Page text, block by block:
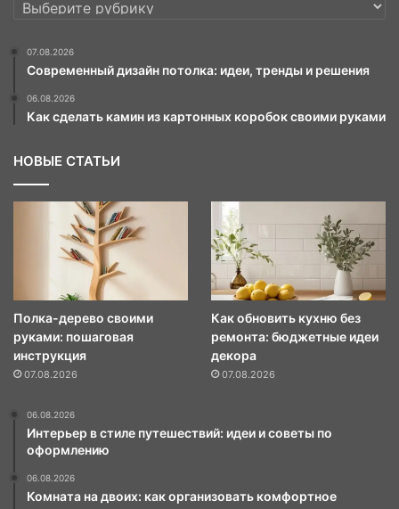
07.08.2026
Современный дизайн потолка: идеи, тренды и решения
06.08.2026
Как сделать камин из картонных коробок своими руками
НОВЫЕ СТАТЬИ
Полка-дерево своими
руками: пошаговая
инструкция
07.08.2026
Как обновить кухню без
ремонта: бюджетные идеи
декора
07.08.2026
06.08.2026
Интерьер в стиле путешествий: идеи и советы по
оформлению
06.08.2026
Комната на двоих: как организовать комфортное